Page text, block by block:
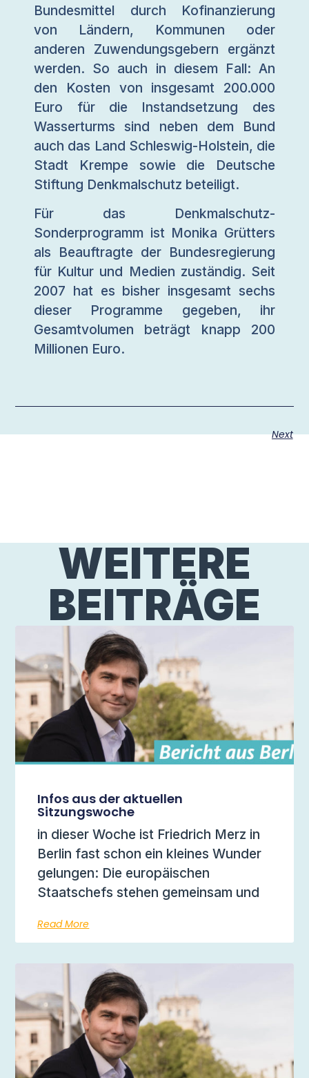
Bundesmittel durch Kofinanzierung
von Ländern, Kommunen oder
anderen Zuwendungsgebern ergänzt
werden. So auch in diesem Fall: An
den Kosten von insgesamt 200.000
Euro für die Instandsetzung des
Wasserturms sind neben dem Bund
auch das Land Schleswig-Holstein, die
Stadt Krempe sowie die Deutsche
Stiftung Denkmalschutz beteiligt.
Für das Denkmalschutz-
Sonderprogramm ist Monika Grütters
als Beauftragte der Bundesregierung
für Kultur und Medien zuständig. Seit
2007 hat es bisher insgesamt sechs
dieser Programme gegeben, ihr
Gesamtvolumen beträgt knapp 200
Millionen Euro.
Next
WEITERE
BEITRÄGE
Infos aus der aktuellen
Sitzungswoche
in dieser Woche ist Friedrich Merz in
Berlin fast schon ein kleines Wunder
gelungen: Die europäischen
Staatschefs stehen gemeinsam und
Read More